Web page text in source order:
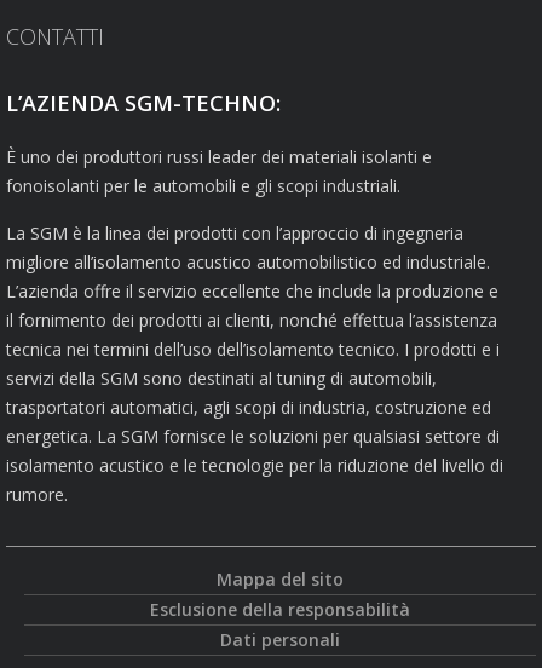
CONTATTI
L’AZIENDA SGM-TECHNO:
È uno dei produttori russi leader dei materiali isolanti e
fonoisolanti per le automobili e gli scopi industriali.
La SGM è la linea dei prodotti con l’approccio di ingegneria
migliore all’isolamento acustico automobilistico ed industriale.
L’azienda offre il servizio eccellente che include la produzione e
il fornimento dei prodotti ai clienti, nonché effettua l’assistenza
tecnica nei termini dell’uso dell’isolamento tecnico. I prodotti e i
servizi della SGM sono destinati al tuning di automobili,
trasportatori automatici, agli scopi di industria, costruzione ed
energetica. La SGM fornisce le soluzioni per qualsiasi settore di
isolamento acustico e le tecnologie per la riduzione del livello di
rumore.
Mappa del sito
Esclusione della responsabilità
Dati personali